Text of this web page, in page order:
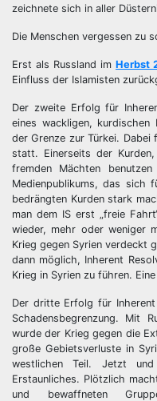
zeichnete sich in aller
Die Menschen vergessen zu
Erst als Russland im Herbst
Einfluss der Islamisten
Der zweite Erfolg für
eines wackligen,
der Grenze zur Türkei. Dabei
statt. Einerseits der
fremden Mächten
Medienpublikums, das sich
bedrängten Kurden stark
man dem IS erst „freie
wieder, mehr oder weniger
Krieg gegen Syrien verdeckt
dann möglich, Inherent
Krieg in Syrien zu führen. Eine
Der dritte Erfolg für Inherent
Schadensbegrenzung. Mit
wurde der Krieg gegen die
große Gebietsverluste in
westlichen Teil. Jetzt
Erstaunliches. Plötzlich
und bewaffneten